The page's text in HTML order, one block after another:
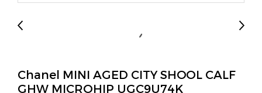
Chanel MINI AGED CITY SHOOL CALF
GHW MICROHIP UGC9U74K